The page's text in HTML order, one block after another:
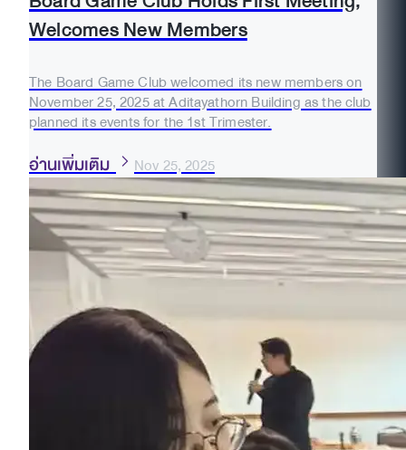
Welcomes New Members
The Board Game Club welcomed its new members on
November 25, 2025 at Aditayathorn Building as the club
planned its events for the 1st Trimester.
อ่านเพิ่มเติม Nov 25, 2025